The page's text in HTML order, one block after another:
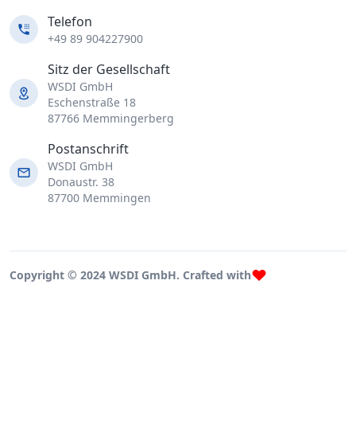
Telefon
+49 89 904227900
Sitz der Gesellschaft
WSDI GmbH
Eschenstraße 18
87766 Memmingerberg
Postanschrift
WSDI GmbH
Donaustr. 38
87700 Memmingen
Copyright © 2024 WSDI GmbH. Crafted with